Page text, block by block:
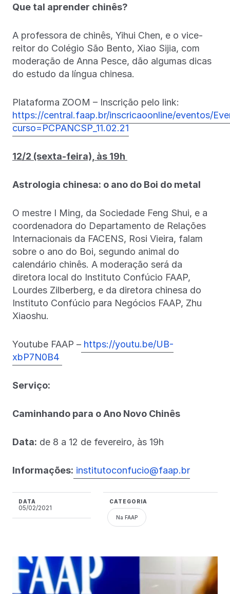
Que tal aprender chinês?
A professora de chinês, Yihui Chen, e o vice-
reitor do Colégio São Bento, Xiao Sijia, com
moderação de Anna Pesce, dão algumas dicas
do estudo da língua chinesa.
Plataforma ZOOM – Inscrição pelo link:
https://central.faap.br/inscricaoonline/eventos/
curso=PCPANCSP_11.02.21
12/2 (sexta-feira), às 19h
Astrologia chinesa: o ano do Boi do metal
O mestre I Ming, da Sociedade Feng Shui, e a
coordenadora do Departamento de Relações
Internacionais da FACENS, Rosi Vieira, falam
sobre o ano do Boi, segundo animal do
calendário chinês. A moderação será da
diretora local do Instituto Confúcio FAAP,
Lourdes Zilberberg, e da diretora chinesa do
Instituto Confúcio para Negócios FAAP, Zhu
Xiaoshu.
Youtube FAAP – https://youtu.be/UB-
xbP7N0B4
Serviço:
Caminhando para o Ano Novo Chinês
Data: de 8 a 12 de fevereiro, às 19h
Informações: institutoconfucio@faap.br
DATA
05/02/2021
CATEGORIA
Na FAAP